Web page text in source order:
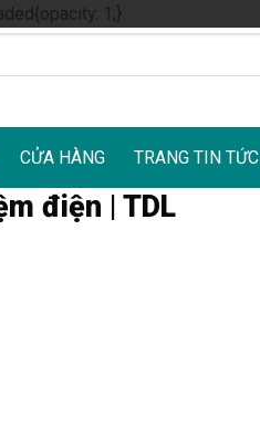
1;}Skip
to
CỬA HÀNG TRANG TIN TỨC
điện | TDL